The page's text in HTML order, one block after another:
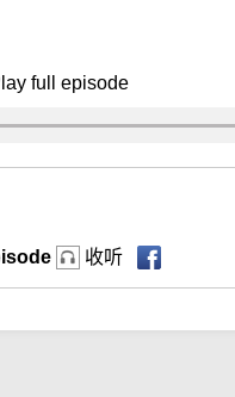
full episode
收听